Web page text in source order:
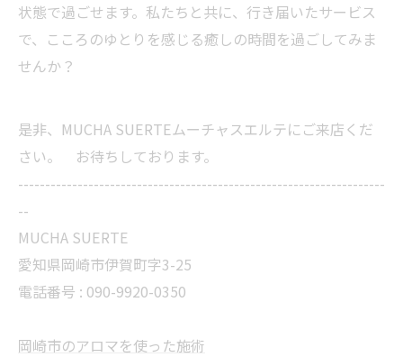
状態で過ごせます。私たちと共に、行き届いたサービス
で、こころのゆとりを感じる癒しの時間を過ごしてみま
せんか？
是非、MUCHA SUERTEムーチャスエルテにご来店くだ
さい。 お待ちしております。
--------------------------------------------------------------------
--
MUCHA SUERTE
愛知県岡崎市伊賀町字3-25
電話番号 : 090-9920-0350
岡崎市のアロマを使った施術